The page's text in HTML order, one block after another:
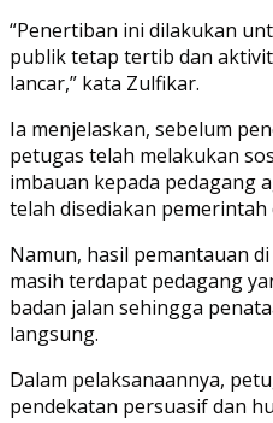
“Penertiban ini dilakukan
publik tetap tertib dan
lancar,” kata Zulfikar.
Ia menjelaskan, sebelum
petugas telah melakukan
imbauan kepada pedagang
telah disediakan pemerintah
Namun, hasil pemantauan
masih terdapat pedagang
badan jalan sehingga
langsung.
Dalam pelaksanaannya,
pendekatan persuasif dan